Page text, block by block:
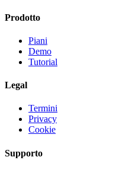
Prodotto
Piani
Demo
Tutorial
Legal
Termini
Privacy
Cookie
Supporto